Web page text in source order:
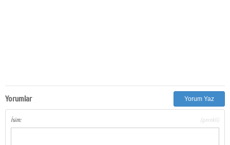
Yorumlar Yorum Yaz
İsim: (gerekli)